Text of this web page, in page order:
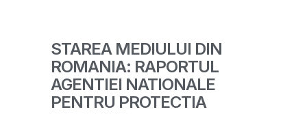
STAREA MEDIULUI DIN
ROMANIA: RAPORTUL
AGENTIEI NATIONALE
PENTRU PROTECTIA